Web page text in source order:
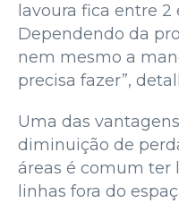
lavoura fica entre
Dependendo da
nem mesmo a
precisa fazer”,
Uma das
diminuição de
áreas é comum ter
linhas fora do